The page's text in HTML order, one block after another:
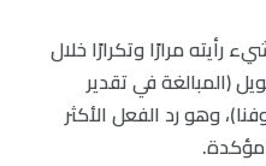
رأيته مرارًا وتكرارًا خلال
(المبالغة في تقدير
وهو رد الفعل الأكثر
مؤكدة.